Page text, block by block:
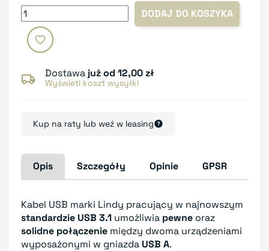
DODAJ DO KOSZYKA
Dostawa już od 12,00 zł
Wyświetl koszt wysyłki
Kup na raty lub weź w leasing
Opis Szczegóły Opinie GPSR
Kabel USB marki Lindy pracujący w najnowszym
standardzie USB 3.1 umożliwia pewne oraz
solidne połączenie między dwoma urządzeniami
wyposażonymi w gniazda USB A.